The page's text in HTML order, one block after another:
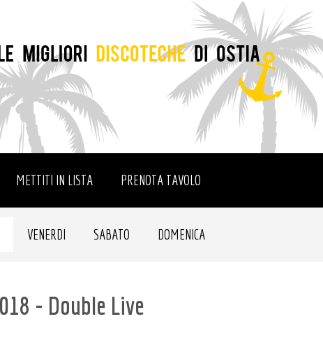
METTITI IN LISTA PRENOTA TAVOLO
VENERDI SABATO DOMENICA
- Double Live